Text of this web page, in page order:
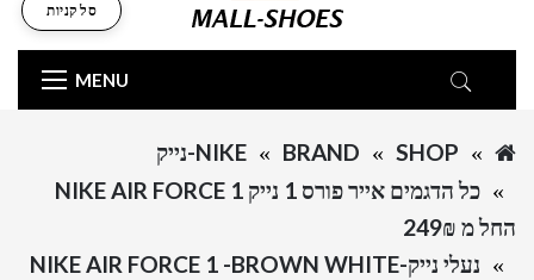
MENU
סל קניות
SHOP
BRAND
NIKE-נייק
כל הדגמים אייר פורס 1 נייק NIKE AIR FORCE 1
החל מ 249₪
נעלי נייק-NIKE AIR FORCE 1 -BROWN WHITE